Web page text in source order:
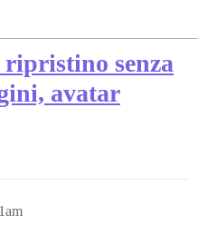
ripristino senza
avatar